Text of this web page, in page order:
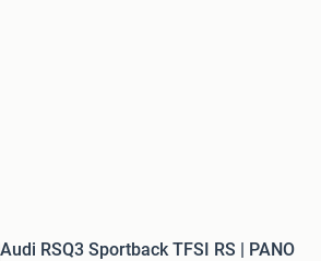
Audi RSQ3 Sportback TFSI RS | PANO